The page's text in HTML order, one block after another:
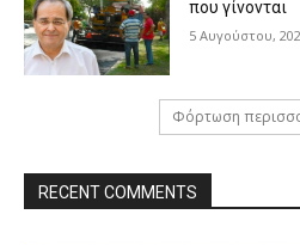
που γίνονται
5 Αυγούστου,
Φόρτωση
RECENT COMMENTS